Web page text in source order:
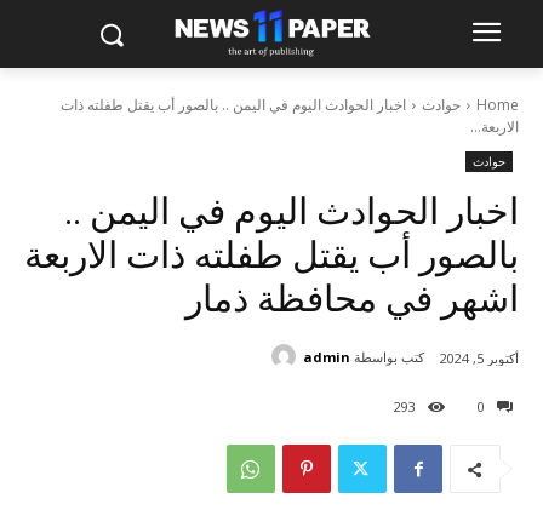
Home حوادث
اخبار الحوادث اليوم في اليمن .. بالصور أب يقتل طفلته ذات
الاربعة...
حوادث
اخبار الحوادث اليوم في اليمن ..
بالصور أب يقتل طفلته ذات الاربعة
اشهر في محافظة ذمار
0
293
أكتوبر 5, 2024 كتب بواسطة admin